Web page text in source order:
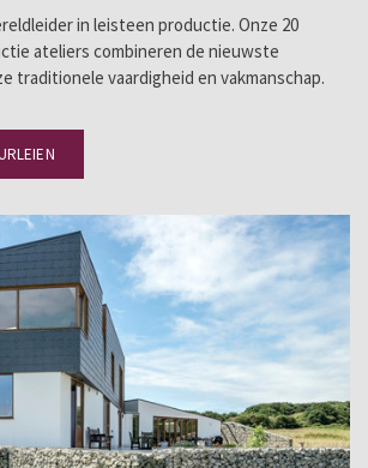
in leisteen productie. Onze 20
ateliers combineren de nieuwste
traditionele vaardigheid en vakmanschap.